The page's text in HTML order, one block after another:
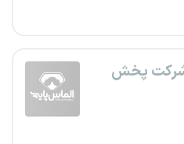
شرکت پخش